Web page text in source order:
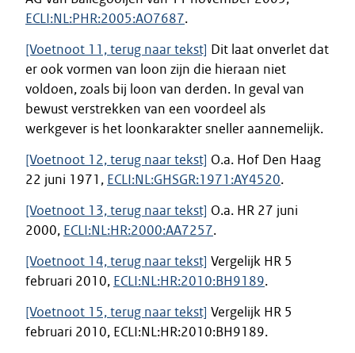
ECLI:NL:PHR:2005:AO7687.
[Voetnoot 11, terug naar tekst] Dit laat onverlet dat
er ook vormen van loon zijn die hieraan niet
voldoen, zoals bij loon van derden. In geval van
bewust verstrekken van een voordeel als
werkgever is het loonkarakter sneller aannemelijk.
[Voetnoot 12, terug naar tekst] O.a. Hof Den Haag
22 juni 1971, ECLI:NL:GHSGR:1971:AY4520.
[Voetnoot 13, terug naar tekst] O.a. HR 27 juni
2000, ECLI:NL:HR:2000:AA7257.
[Voetnoot 14, terug naar tekst] Vergelijk HR 5
februari 2010, ECLI:NL:HR:2010:BH9189.
[Voetnoot 15, terug naar tekst] Vergelijk HR 5
februari 2010, ECLI:NL:HR:2010:BH9189.